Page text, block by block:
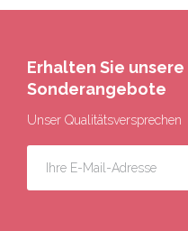
Erhalten Sie
Sonderangebote
Unser Qualitätsversprechen